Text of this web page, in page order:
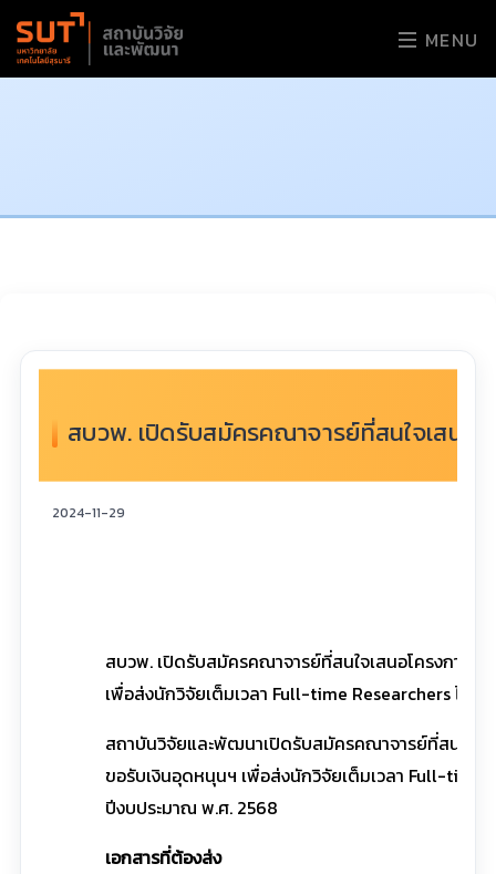
MENU
สบวพ. เปิดรับสมัครคณาจารย์ที่สนใจเสนอ
2024-11-29
สบวพ. เปิดรับสมัครคณาจารย์ที่สนใจเสนอโครงการเ
เพื่อส่งนักวิจัยเต็มเวลา Full-time Researchers ไปท
สถาบันวิจัยและพัฒนาเปิดรับสมัครคณาจารย์ที่สนใจเส
ขอรับเงินอุดหนุนฯ เพื่อส่งนักวิจัยเต็มเวลา Full-time
ปีงบประมาณ พ.ศ. 2568
เอกสารที่ต้องส่ง